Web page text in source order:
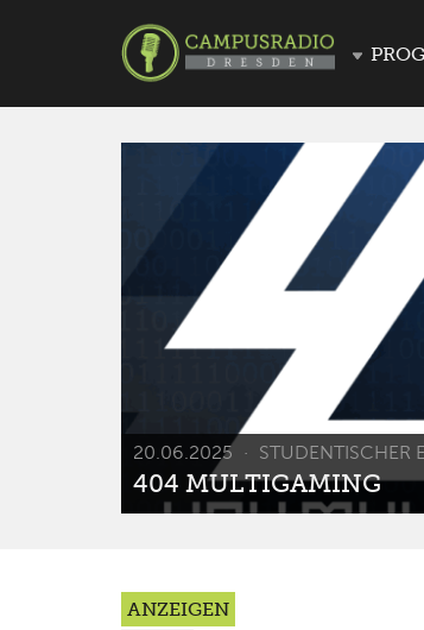
20.06.2025 STUDENTISCHER
404 MULTIGAMING
ANZEIGEN